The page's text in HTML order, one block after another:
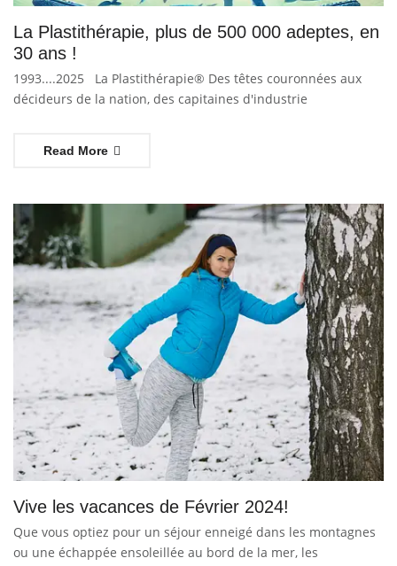
La Plastithérapie, plus de 500 000 adeptes, en
30 ans !
1993....2025 La Plastithérapie® Des têtes couronnées aux
décideurs de la nation, des capitaines d'industrie
Read More
Vive les vacances de Février 2024!
Que vous optiez pour un séjour enneigé dans les montagnes
ou une échappée ensoleillée au bord de la mer, les